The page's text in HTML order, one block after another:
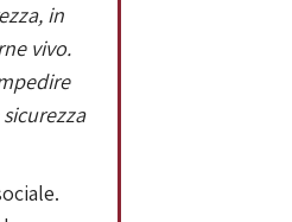
in
vivo.